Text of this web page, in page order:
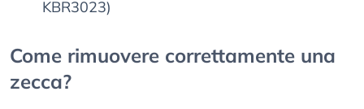
KBR3023)
Come rimuovere correttamente una
zecca?